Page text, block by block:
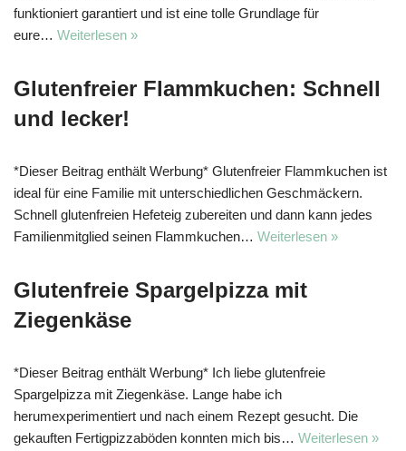
funktioniert garantiert und ist eine tolle Grundlage für
eure… Weiterlesen »
Glutenfreier Flammkuchen: Schnell
und lecker!
*Dieser Beitrag enthält Werbung* Glutenfreier Flammkuchen ist
ideal für eine Familie mit unterschiedlichen Geschmäckern.
Schnell glutenfreien Hefeteig zubereiten und dann kann jedes
Familienmitglied seinen Flammkuchen… Weiterlesen »
Glutenfreie Spargelpizza mit
Ziegenkäse
*Dieser Beitrag enthält Werbung* Ich liebe glutenfreie
Spargelpizza mit Ziegenkäse. Lange habe ich
herumexperimentiert und nach einem Rezept gesucht. Die
gekauften Fertigpizzaböden konnten mich bis… Weiterlesen »